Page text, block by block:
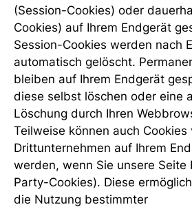
(Session-Cookies) oder
Cookies) auf Ihrem Endgerät
Session-Cookies werden nach
automatisch gelöscht.
bleiben auf Ihrem Endgerät
diese selbst löschen oder eine
Löschung durch Ihren
Teilweise können auch Cookies
Drittunternehmen auf Ihrem
werden, wenn Sie unsere
Party-Cookies). Diese
die Nutzung bestimmter